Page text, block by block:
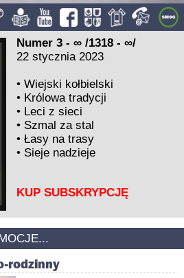
Numer 3 - ∞ /1318 - ∞/
22 stycznia 2023
•Wiejski kołbielski
• Królowa tradycji
• Leci z sieci
• Szmal za stal
•Łasy na trasy
• Sieje nadzieje
KUP SUBSKRYPCJĘ
rodzinny